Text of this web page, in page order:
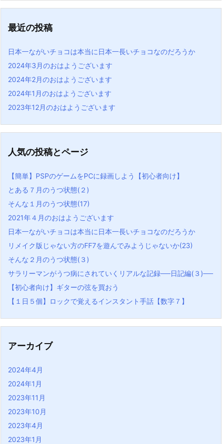
最近の投稿
日本一ながいチョコは本当に日本一長いチョコなのだろうか
2024年3月のおはようございます
2024年2月のおはようございます
2024年1月のおはようございます
2023年12月のおはようございます
人気の投稿とページ
【簡単】PSPのゲームをPCに録画しよう【初心者向け】
とある７月のうつ状態(２)
そんな１月のうつ状態(17)
2021年４月のおはようございます
日本一ながいチョコは本当に日本一長いチョコなのだろうか
リメイク版じゃない方のFF7を遊んでみようじゃないか(23)
そんな２月のうつ状態(３)
サラリーマンがうつ病にされていくリアルな記録──日記編(３)──
【初心者向け】ギターの弦を買おう
【１日５個】ロックで覚えるインスタント手話【数字７】
アーカイブ
2024年4月
2024年1月
2023年11月
2023年10月
2023年4月
2023年1月